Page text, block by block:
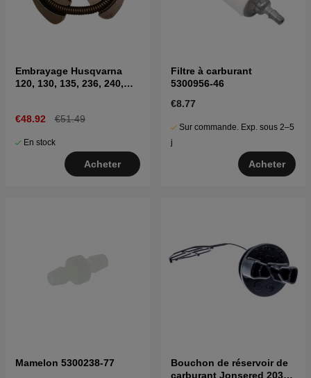
Embrayage Husqvarna
120, 130, 135, 236, 240,
€48.92 €51.49
En stock
Acheter
Filtre à carburant
5300956-46
€8.77
Sur commande. Exp. sous 2–5
j
Acheter
Mamelon 5300238-77
Bouchon de réservoir de
carburant Jonsered 2035,